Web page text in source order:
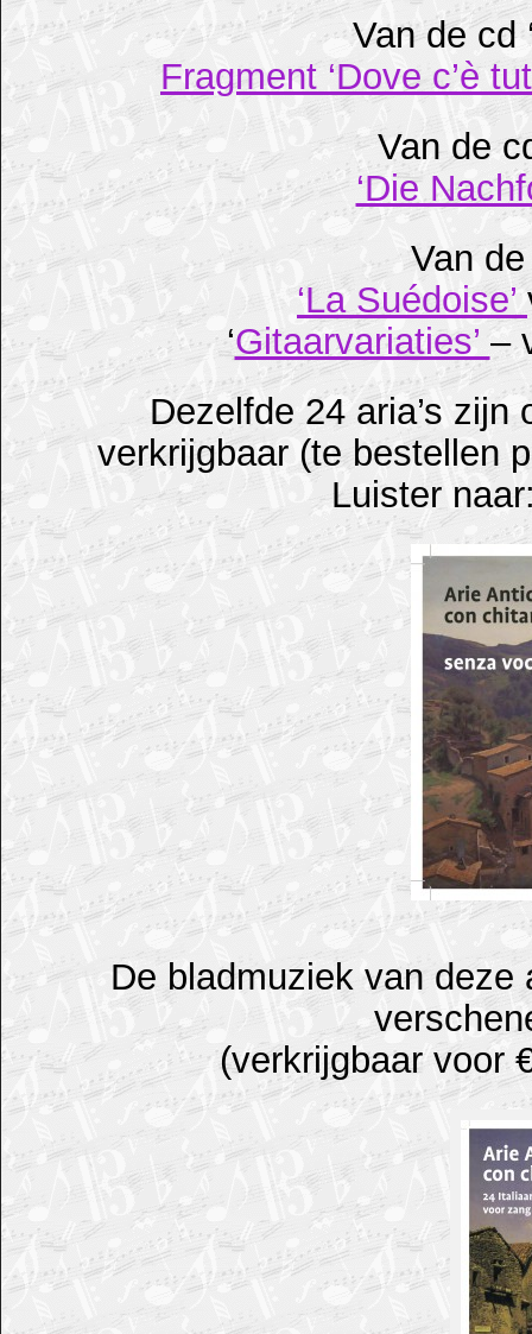
Van de cd
Fragment ‘Dove c’è
Van de
‘Die
Van de
‘La Suédoise’
‘Gitaarvariaties’ –
Dezelfde 24 aria’s zijn
verkrijgbaar (te bestellen
Luister
De bladmuziek van deze
(verkrijgbaar voor